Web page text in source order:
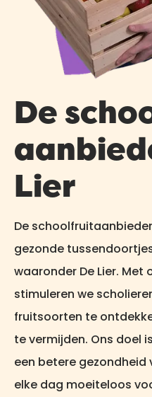
De
Lier
De
gezonde
waaronder De Lier. Met
stimuleren we
fruitsoorten te
te vermijden. Ons doel
een betere gezondheid
elke dag moeiteloos